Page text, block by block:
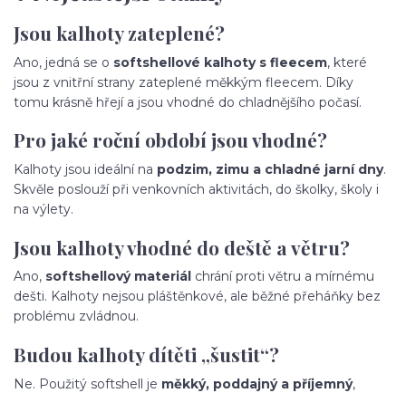
Jsou kalhoty zateplené?
Ano, jedná se o softshellové kalhoty s fleecem, které
jsou z vnitřní strany zateplené měkkým fleecem. Díky
tomu krásně hřejí a jsou vhodné do chladnějšího počasí.
Pro jaké roční období jsou vhodné?
Kalhoty jsou ideální na podzim, zimu a chladné jarní dny.
Skvěle poslouží při venkovních aktivitách, do školky, školy i
na výlety.
Jsou kalhoty vhodné do deště a větru?
Ano, softshellový materiál chrání proti větru a mírnému
dešti. Kalhoty nejsou pláštěnkové, ale běžné přeháňky bez
problému zvládnou.
Budou kalhoty dítěti „šustit“?
Ne. Použitý softshell je měkký, poddajný a příjemný,